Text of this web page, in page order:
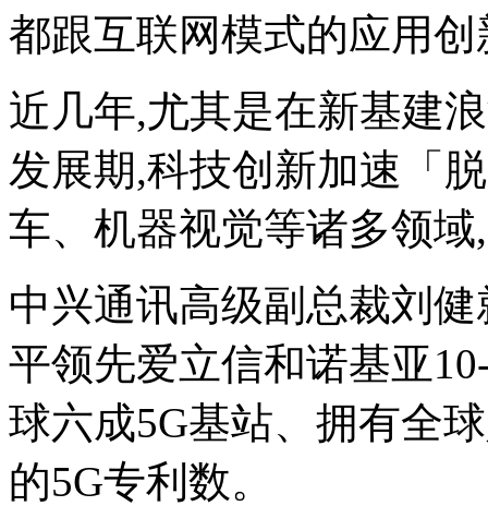
都跟互联网模式的应用
近几年,尤其是在新基建
发展期,科技创新加速「
车、机器视觉等诸多领
中兴通讯高级副总裁刘
平领先爱立信和诺基亚
球六成5G基站、拥有全
的5G专利数。